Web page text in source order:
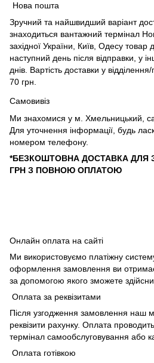
Нова пошта
Зручний та найшвидший варіант
знаходиться вантажний термінал
західної України, Київ, Одесу товар
наступний день після відправки, у
днів. Вартість доставки у
70 грн.
Самовивіз
Ми знахомися у м. Хмельницький,
Для уточнення інформації, будь
номером телефону.
*БЕЗКОШТОВНА ДОСТАВКА ДЛЯ
ГРН З ПОВНОЮ ОПЛАТОЮ
Онлайн оплата на сайті
Ми використовуємо платіжну
оформлення замовлення ви
за допомогою якого зможете
Оплата за реквізитами
Після узгодження замовлення наш
реквізити рахунку. Оплата
термінал самообслуговування або
Оплата готівкою